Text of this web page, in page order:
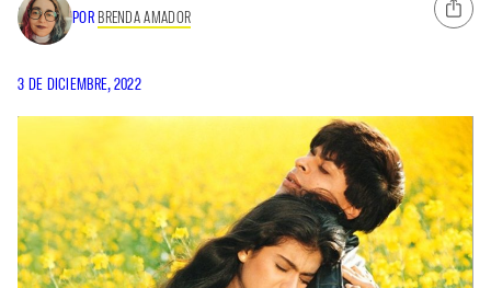
POR BRENDA AMADOR
3 DE DICIEMBRE, 2022